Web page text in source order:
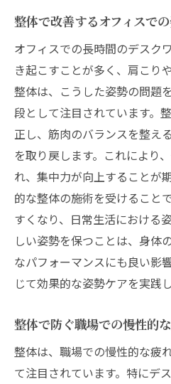
整体で改善するオフィスで
オフィスでの長時間のデスク
き起こすことが多く、肩こり
整体は、こうした姿勢の問題
段として注目されています。
正し、筋肉のバランスを整え
を取り戻します。これにより
れ、集中力が向上することが
的な整体の施術を受けること
すくなり、日常生活における
しい姿勢を保つことは、身体
なパフォーマンスにも良い影
じて効果的な姿勢ケアを実践
整体で防ぐ職場での慢性的
整体は、職場での慢性的な疲
て注目されています。特にデ